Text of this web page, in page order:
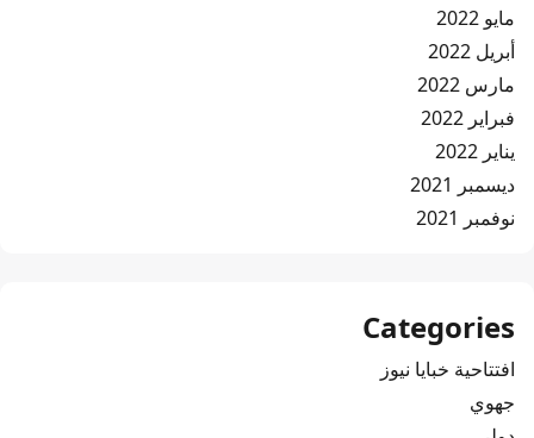
مايو 2022
أبريل 2022
مارس 2022
فبراير 2022
يناير 2022
ديسمبر 2021
نوفمبر 2021
Categories
افتتاحية خبايا نيوز
جهوي